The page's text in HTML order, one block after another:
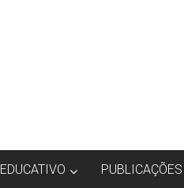
EDUCATIVO PUBLICAÇÕES